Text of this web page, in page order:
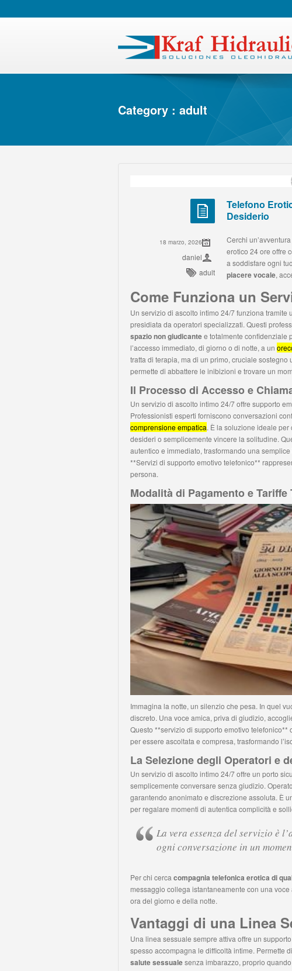
Category : adult
Telefono
Desiderio
18 marzo, 2026
daniel
adult
Cerchi
erotico 24 ore offre
a soddisfare ogni
piacere vocale,
Come Funziona un
Un servizio di ascolto intimo 24/7 funziona
presidiata da operatori specializzati. Questi
spazio non giudicantee totalmente confidenziale
l’accesso immediato, di giorno o di notte, a un
tratta di terapia, ma di un primo, cruciale sostegno
permette di abbattere le inibizioni e trovare un
Il Processo di Accesso e
Un servizio di ascolto intimo 24/7 offre supporto
Professionisti esperti forniscono conversazioni
comprensione empatica. È la soluzione ideale
desideri o semplicemente vincere la solitudine.
autentico e immediato, trasformando una
**Servizi di supporto emotivo telefonico**
persona.
Modalità di Pagamento e Tariffe
Immagina la notte, un silenzio che pesa. In quel
discreto. Una voce amica, priva di giudizio,
Questo **servizio di supporto emotivo
per essere ascoltata e compresa, trasformando
La Selezione degli Operatori e
Un servizio di ascolto intimo 24/7 offre un porto
semplicemente conversare senza giudizio.
garantendo anonimato e discrezione assoluta. È
per regalare momenti di autentica complicità e
La vera essenza del servizio è
ogni conversazione in un
Per chi cerca compagnia telefonica erotica di
messaggio collega istantaneamente con una
ora del giorno e della notte.
Vantaggi di una Linea
Una linea sessuale sempre attiva offre un
spesso accompagna le difficoltà intime. Permette
salute sessualesenza imbarazzo, proprio